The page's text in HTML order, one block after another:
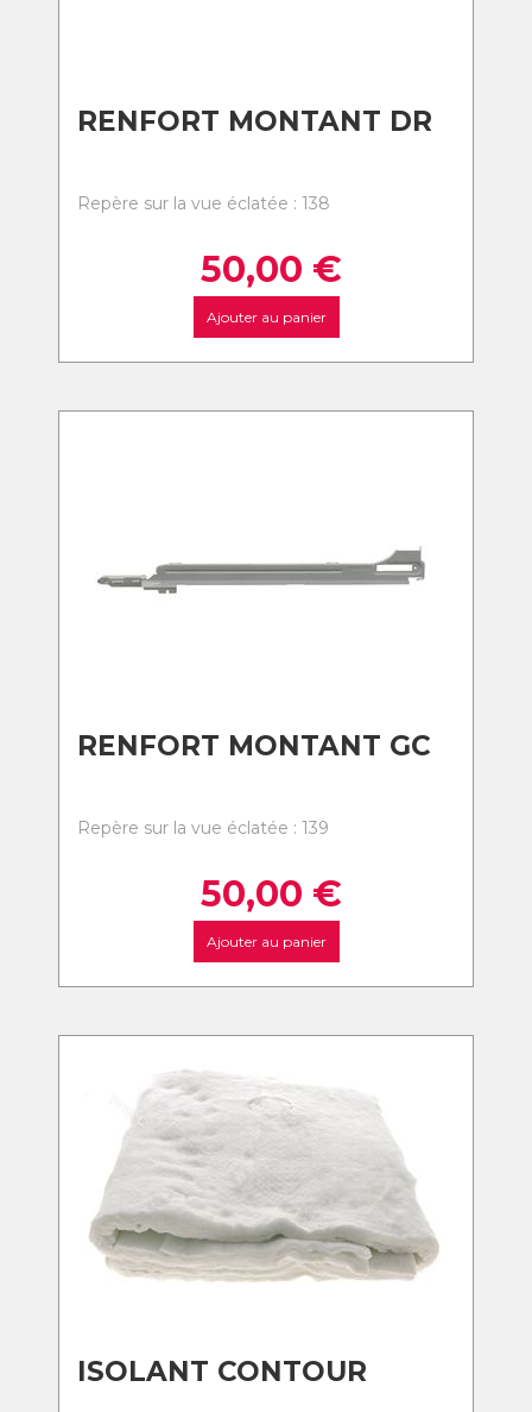
RENFORT MONTANT DR
Repère sur la vue éclatée : 138
50,00 €
Ajouter au panier
RENFORT MONTANT GC
Repère sur la vue éclatée : 139
50,00 €
Ajouter au panier
ISOLANT CONTOUR